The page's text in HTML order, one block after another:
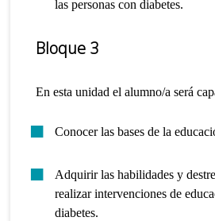
las personas con diabetes.
Bloque 3
En esta unidad el alumno/a será
Conocer las bases de la
Adquirir las habilidades y
realizar intervenciones de
diabetes.